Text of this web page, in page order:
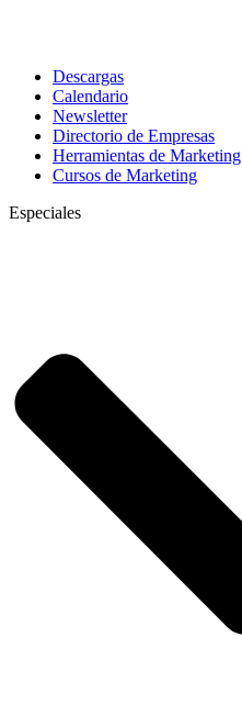
Descargas
Calendario
Newsletter
Directorio de Empresas
Herramientas de Marketing
Cursos de Marketing
Especiales